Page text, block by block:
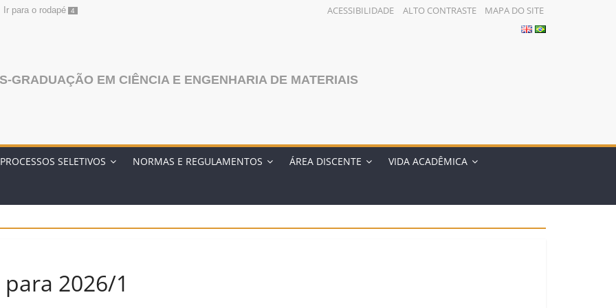
Ir para o rodapé 4 ACESSIBILIDADE ALTO CONTRASTE MAPA DO SITE
GRADUAÇÃO EM CIÊNCIA E ENGENHARIA DE MATERIAIS
PROCESSOS SELETIVOS NORMAS E REGULAMENTOS ÁREA DISCENTE VIDA ACADÊMICA
2026/1